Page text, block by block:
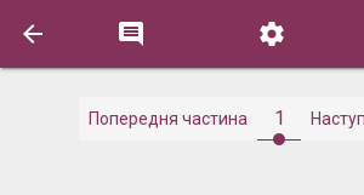
  
Попередня частина 1